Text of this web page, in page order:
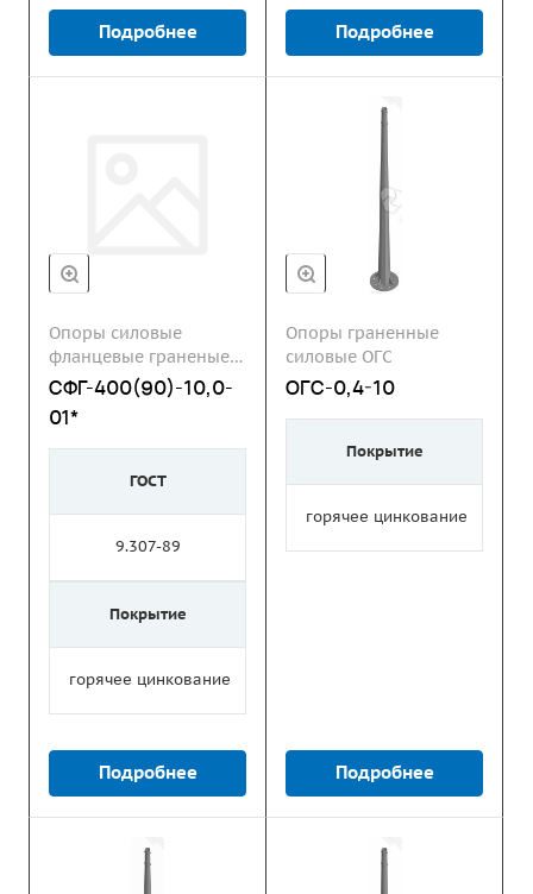
Подробнее Подробнее
Опоры силовые
фланцевые граненые
СФГ
СФГ-400(90)-10,0-
01*
ГОСТ
9.307-89
Покрытие
горячее цинкование
Подробнее
Опоры граненные
силовые ОГС
ОГС-0,4-10
Покрытие
горячее цинкование
Подробнее